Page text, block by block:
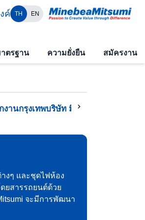
ค์ TH EN
ตรฐาน ความยั่งยืน สมัครงาน
งานกรุงเทพบริษัท มิตซูมิ (ไทยแลนด์) จ
งๆ และชุดไฟห้อง
ยสารรถยนต์ด้วย
จะมีการพัฒนา